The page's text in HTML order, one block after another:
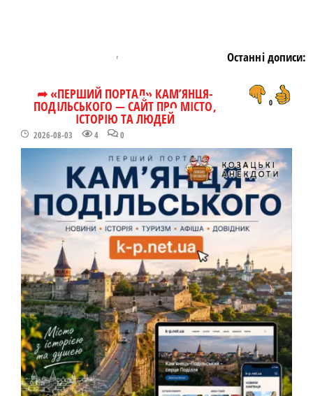
Останні дописи:
➦ «ПЕРШИЙ ПОРТАЛ» КАМ’ЯНЦЯ-
ПОДІЛЬСЬКОГО — САЙТ ПРО МІСТО,
ІСТОРІЮ ТА ЛЮДЕЙ
2026-08-03 4 0
0